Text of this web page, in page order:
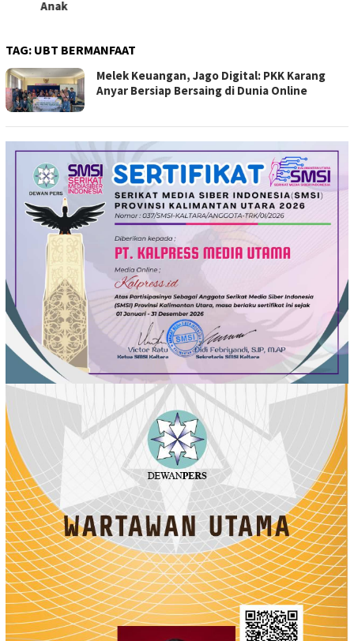
TAG: UBT BERMANFAAT
Melek Keuangan, Jago Digital: PKK Karang
Anyar Bersiap Bersaing di Dunia Online